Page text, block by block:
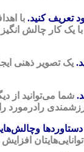
تعریف کنید. با
یک کار چالش
یک تصویر ذهنی
شما می‌توانید از
رادرمورد
وچالش‌هایی